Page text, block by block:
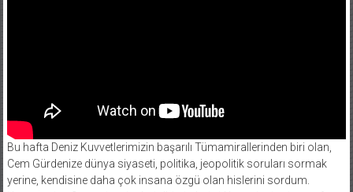
Bu hafta Deniz Kuvvetlerimizin başarılı Tümamirallerinden biri olan,
Cem Gürdenize dünya siyaseti, politika, jeopolitik soruları sormak
yerine, kendisine daha çok insana özgü olan hislerini sordum.